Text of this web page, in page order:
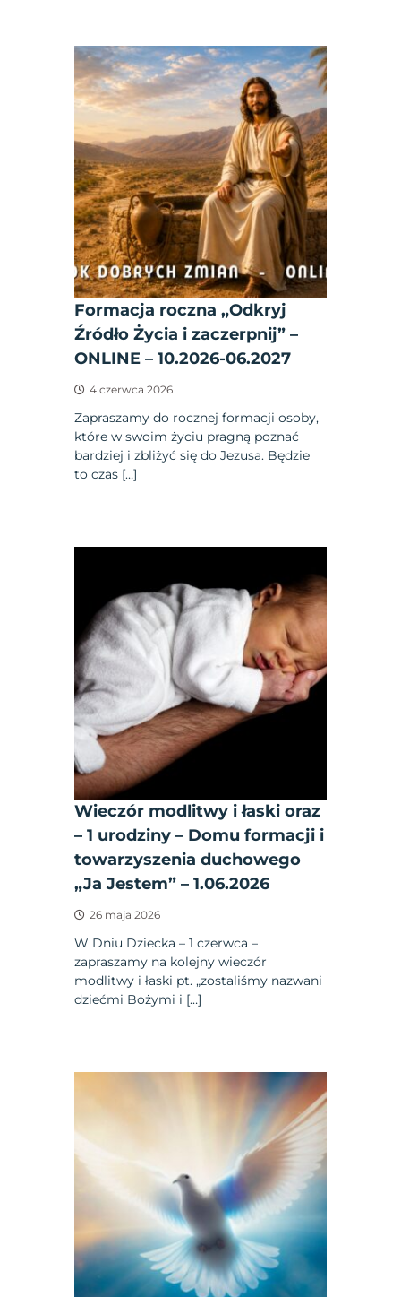
Formacja roczna „Odkryj
Źródło Życia i zaczerpnij” –
ONLINE – 10.2026-06.2027
4 czerwca 2026
Zapraszamy do rocznej formacji osoby,
które w swoim życiu pragną poznać
bardziej i zbliżyć się do Jezusa. Będzie
to czas […]
Wieczór modlitwy i łaski oraz
– 1 urodziny – Domu formacji i
towarzyszenia duchowego
„Ja Jestem” – 1.06.2026
26 maja 2026
W Dniu Dziecka – 1 czerwca –
zapraszamy na kolejny wieczór
modlitwy i łaski pt. „zostaliśmy nazwani
dziećmi Bożymi i […]